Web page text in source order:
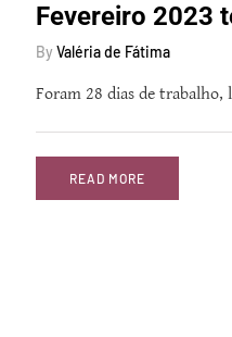
Fevereiro 2023
By Valéria de Fátima
Foram 28 dias de trabalho,
READ MORE